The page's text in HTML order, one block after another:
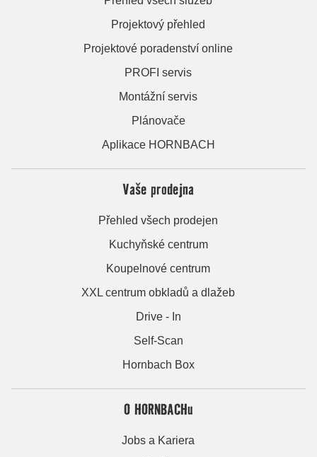
Projektový přehled
Projektové poradenství online
PROFI servis
Montážní servis
Plánovače
Aplikace HORNBACH
Vaše prodejna
Přehled všech prodejen
Kuchyňské centrum
Koupelnové centrum
XXL centrum obkladů a dlažeb
Drive - In
Self-Scan
Hornbach Box
O HORNBACHu
Jobs a Kariera